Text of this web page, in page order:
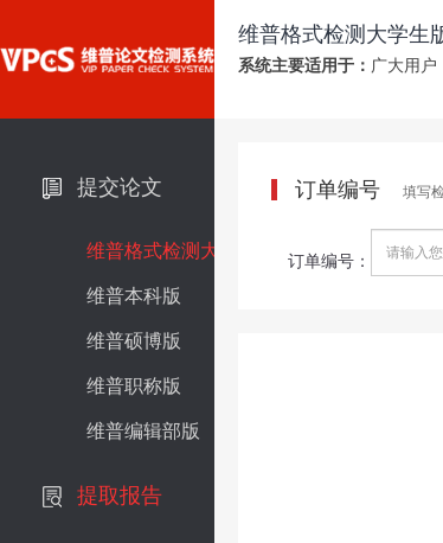
维普格式检测大学生
系统主要适用于： 广大用户
提交论文
维普格式检测大学生版
维普本科版
维普硕博版
维普职称版
维普编辑部版
提取报告
订单编号 填写
订单编号：